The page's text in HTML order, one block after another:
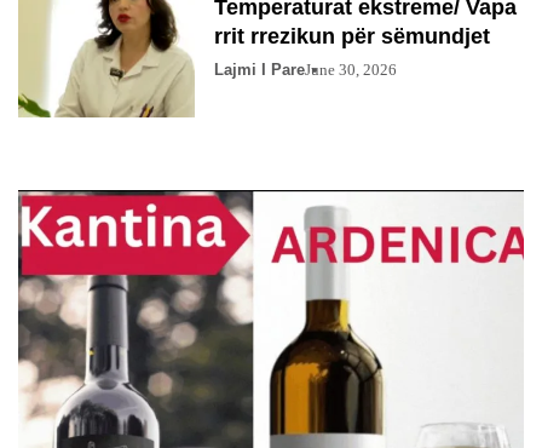
Temperaturat ekstreme/ Vapa
rrit rrezikun për sëmundjet
Lajmi I PareJune 30, 2026